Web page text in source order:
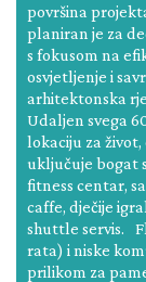
površina
planiran je za
s fokusom na
osvjetljenje i
arhitektonska
Udaljen svega
lokaciju za
uključuje bogat
fitness centar,
caffe, dječije
shuttle servis.
rata) i niske
prilikom za